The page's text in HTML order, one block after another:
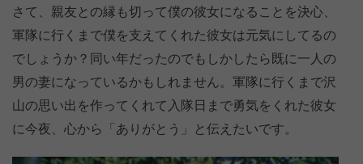
さて、親友との縁も切って僕の彼女になることを決心、
軍隊に行くまで僕を支えてくれた彼女は元気にしてるの
でしょうか？同い年だったのでもしかしたら既に一人の
男の妻になっているかもしれません。軍隊に行くまで沢
山の思い出を作ってくれて入隊日まで勇気をくれた彼女
に今夜、心から「ありがとう」と伝えたいです。